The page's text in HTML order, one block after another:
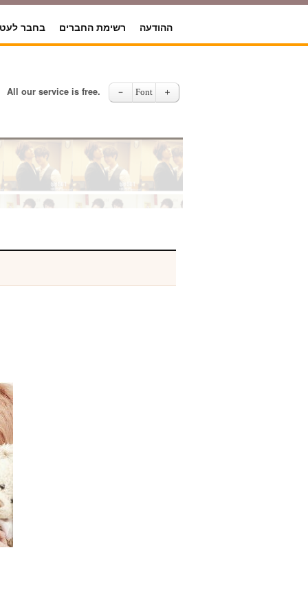
ההודעה רשימת החברים בחבר לעט
All our service is free. － Font ＋